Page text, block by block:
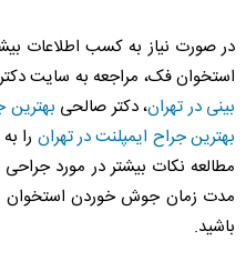
در صورت نیاز به کسب اطلاعات
استخوان فک، مراجعه به سایت
بینی در تهران، دکتر صالحی
بهترین جراح ایمپلنت در تهران را
مطالعه نکات بیشتر در مورد
مدت زمان جوش خوردن استخوان
باشید.